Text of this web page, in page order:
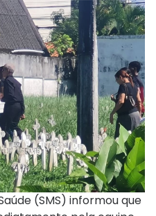
(SMS) informou que